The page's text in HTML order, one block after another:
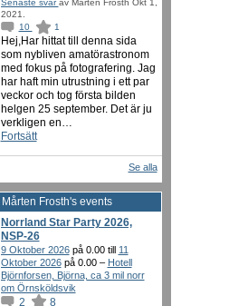
Senaste svarav Mårten Frosth Okt 1,
2021.
10
1
Hej,Har hittat till denna sida
som nybliven amatörastronom
med fokus på fotografering. Jag
har haft min utrustning i ett par
veckor och tog första bilden
helgen 25 september. Det är ju
verkligen en…
Fortsätt
Se alla
Mårten Frosth's events
Norrland Star Party 2026,
NSP-26
9 Oktober 2026på 0.00 till 11
Oktober 2026på 0.00 – Hotell
Björnforsen, Björna, ca 3 mil norr
om Örnsköldsvik
2 8